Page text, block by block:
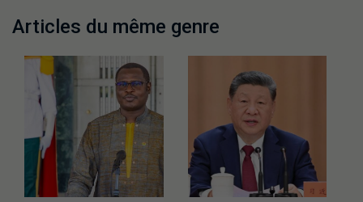
Articles du même genre